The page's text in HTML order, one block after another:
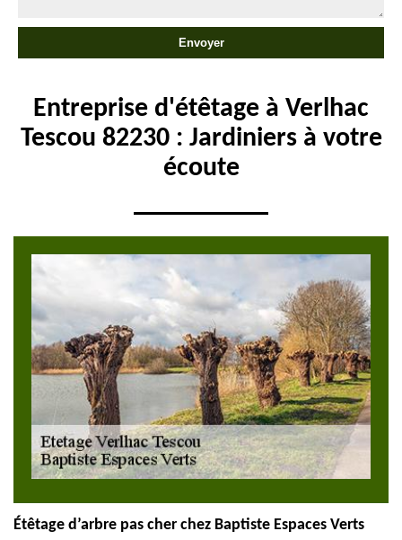
Entreprise d'étêtage à Verlhac
Tescou 82230 : Jardiniers à votre
écoute
Étêtage d’arbre pas cher chez Baptiste Espaces Verts